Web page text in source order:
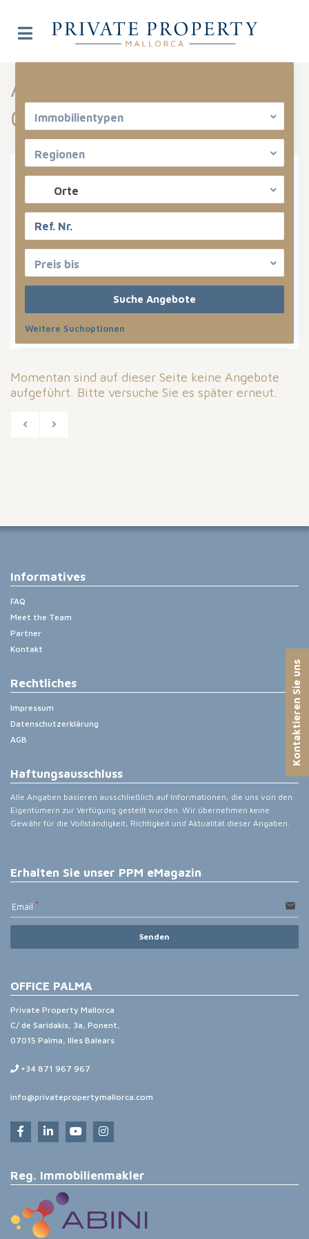
Immobilientypen
Regionen
Orte
Preis bis
Weitere Suchoptionen
Angebote aufgelistet in
Cas Concos
Miete oder Kauf
Immobilientypen
Cas Concos
Sortiere nach
Momentan sind auf dieser Seite keine Angebote
aufgeführt. Bitte versuche Sie es später erneut.
Informatives
FAQ
Meet the Team
Partner
Kontakt
Rechtliches
Impressum
Datenschutzerklärung
AGB
Haftungsausschluss
Alle Angaben basieren ausschließlich auf Informationen, die uns von den
Eigentümern zur Verfügung gestellt wurden. Wir übernehmen keine
Gewähr für die Vollständigkeit, Richtigkeit und Aktualität dieser Angaben.
Erhalten Sie unser PPM eMagazin
Email email
Senden
OFFICE PALMA
Private Property Mallorca
C/ de Saridakis, 3a, Ponent,
07015 Palma, Illes Balears
+34 871 967 967
info@privatepropertymallorca.com
Reg. Immobilienmakler
Kontaktieren Sie uns